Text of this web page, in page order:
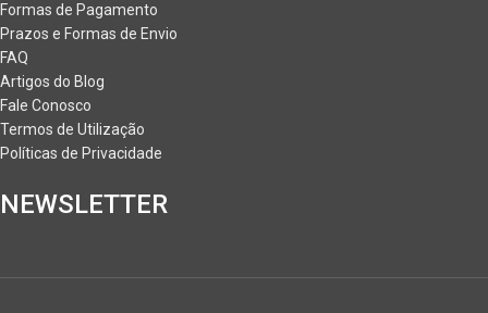
Formas de Pagamento
Prazos e Formas de Envio
FAQ
Artigos do Blog
Fale Conosco
Termos de Utilização
Políticas de Privacidade
NEWSLETTER